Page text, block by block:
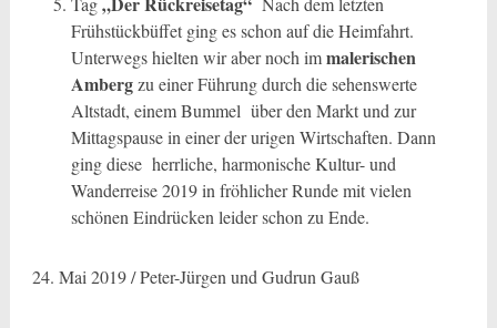
Frühstückbüffet ging es schon auf die Heimfahrt.
Unterwegs hielten wir aber noch immalerischen
Ambergzu einer Führung durch die sehenswerte
Altstadt, einem Bummel über den Markt und zur
Mittagspause in einer der urigen Wirtschaften. Dann
ging diese herrliche, harmonische Kultur- und
Wanderreise 2019 in fröhlicher Runde mit vielen
schönen Eindrücken leider schon zu Ende.
24. Mai 2019 / Peter-Jürgen und Gudrun Gauß